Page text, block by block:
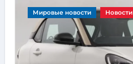
Мировые новости Новости